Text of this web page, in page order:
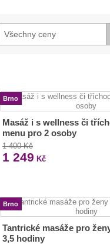
Všechny ceny
Brno
Masáž i s wellness či
menu pro 2 osoby
1 400 Kč
1 249 Kč
Brno
Tantrické masáže pro
3,5 hodiny